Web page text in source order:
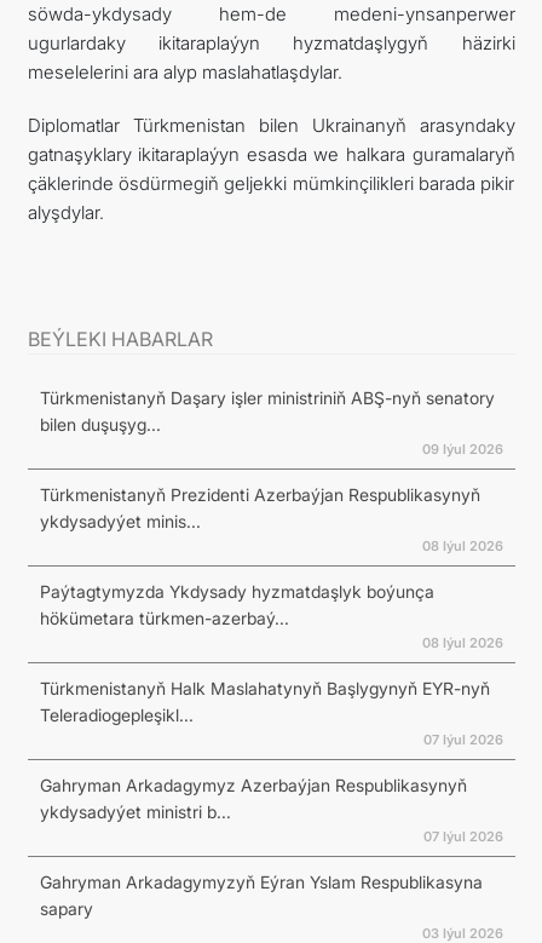
söwda-ykdysady hem-de medeni-ynsanperwer
ugurlardaky ikitaraplaýyn hyzmatdaşlygyň häzirki
meselelerini ara alyp maslahatlaşdylar.
Diplomatlar Türkmenistan bilen Ukrainanyň arasyndaky
gatnaşyklary ikitaraplaýyn esasda we halkara guramalaryň
çäklerinde ösdürmegiň geljekki mümkinçilikleri barada pikir
alyşdylar.
BEÝLEKI HABARLAR
Türkmenistanyň Daşary işler ministriniň ABŞ-nyň senatory
bilen duşuşyg...
09 Iýul 2026
Türkmenistanyň Prezidenti Azerbaýjan Respublikasynyň
ykdysadyýet minis...
08 Iýul 2026
Paýtagtymyzda Ykdysady hyzmatdaşlyk boýunça
hökümetara türkmen-azerbaý...
08 Iýul 2026
Türkmenistanyň Halk Maslahatynyň Başlygynyň EYR-nyň
Teleradiogepleşikl...
07 Iýul 2026
Gahryman Arkadagymyz Azerbaýjan Respublikasynyň
ykdysadyýet ministri b...
07 Iýul 2026
Gahryman Arkadagymyzyň Eýran Yslam Respublikasyna
sapary
03 Iýul 2026